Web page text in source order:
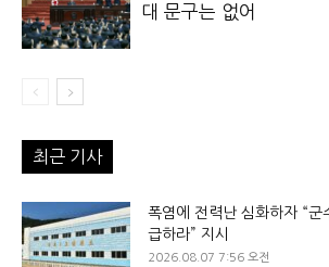
대 문구는 없어
최근 기사
폭염에 전력난 심화하자 “군
급하라” 지시
2026.08.07 7:56 오전